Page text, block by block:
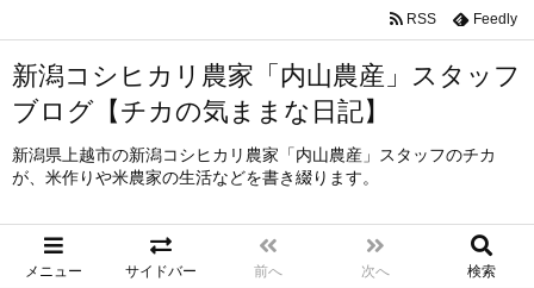
新潟コシヒカリ農家「内山農産」スタッフ
ブログ【チカの気ままな日記】
新潟県上越市の新潟コシヒカリ農家「内山農産」スタッフのチカ
が、米作りや米農家の生活などを書き綴ります。
メニュー サイドバー 前へ 次へ 検索
RSS Feedly